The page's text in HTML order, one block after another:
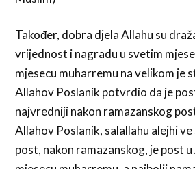
Također, dobra djela Allahu su
vrijednost i nagradu u svetim
mjesecu muharremu na velikom je
Allahov Poslanik potvrdio da je
najvredniji nakon ramazanskog
Allahov Poslanik, salallahu alejhi
post, nakon ramazanskog, je post